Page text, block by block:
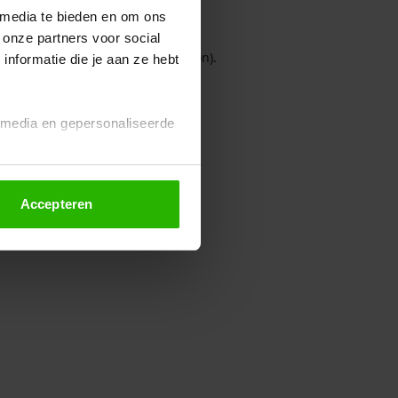
te bieden en om ons
partners voor social
die je aan ze hebt
en gepersonaliseerde
altijd wijzigen of
Accepteren
console for more information).